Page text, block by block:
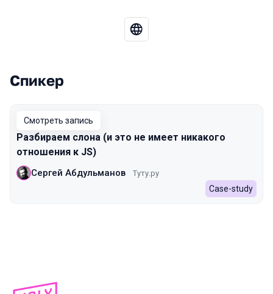
Выступления в сезоне 2022 Autumn
Спикер
Смотреть запись
Разбираем слона (и это не имеет никакого
отношения к JS)
Сергей Абдульманов Туту.ру
Case-study